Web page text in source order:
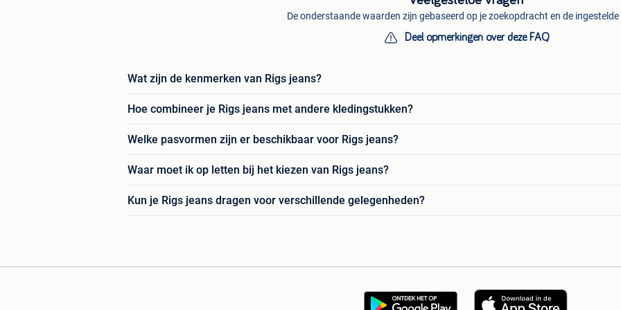
De onderstaande waarden zijn gebaseerd op je zoekopdracht en de
Deel opmerkingen over deze FAQ
Wat zijn de kenmerken van Rigs jeans?
Hoe combineer je Rigs jeans met andere kledingstukken?
Welke pasvormen zijn er beschikbaar voor Rigs jeans?
Waar moet ik op letten bij het kiezen van Rigs jeans?
Kun je Rigs jeans dragen voor verschillende gelegenheden?